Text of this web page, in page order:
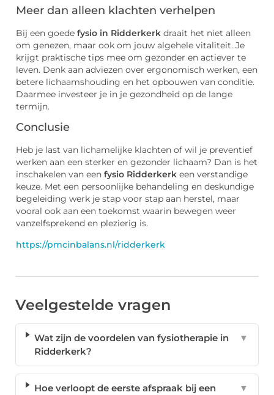
Meer dan alleen klachten verhelpen
Bij een goede fysio in Ridderkerk draait het niet alleen
om genezen, maar ook om jouw algehele vitaliteit. Je
krijgt praktische tips mee om gezonder en actiever te
leven. Denk aan adviezen over ergonomisch werken, een
betere lichaamshouding en het opbouwen van conditie.
Daarmee investeer je in je gezondheid op de lange
termijn.
Conclusie
Heb je last van lichamelijke klachten of wil je preventief
werken aan een sterker en gezonder lichaam? Dan is het
inschakelen van een fysio Ridderkerk een verstandige
keuze. Met een persoonlijke behandeling en deskundige
begeleiding werk je stap voor stap aan herstel, maar
vooral ook aan een toekomst waarin bewegen weer
vanzelfsprekend en plezierig is.
https://pmcinbalans.nl/ridderkerk
Veelgestelde vragen
Wat zijn de voordelen van fysiotherapie in
Ridderkerk?
▼
Hoe verloopt de eerste afspraak bij een
▼